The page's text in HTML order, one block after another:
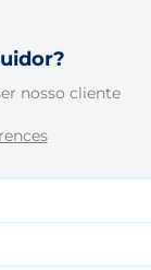
nosso cliente